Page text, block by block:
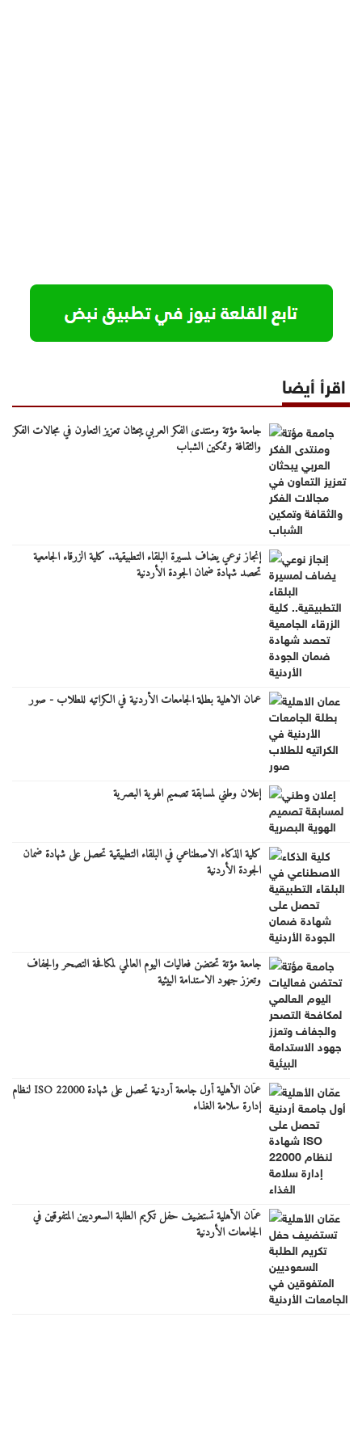
اقرأ أيضا
جامعة مؤتة ومنتدى الفكر العربي يبحثان تعزيز التعاون في مجالات الفكر
والثقافة وتمكين الشباب
إنجاز نوعي يضاف لمسيرة البلقاء التطبيقية.. كلية الزرقاء الجامعية
تحصد شهادة ضمان الجودة الأردنية
عمان الاهلية بطلة الجامعات الأردنية في الكراتيه للطلاب - صور
إعلان وطني لمسابقة تصميم الهوية البصرية
كلية الذكاء الاصطناعي في البلقاء التطبيقية تحصل على شهادة ضمان
الجودة الأردنية
جامعة مؤتة تحتضن فعاليات اليوم العالمي لمكافحة التصحر والجفاف
وتعزز جهود الاستدامة البيئية
عمّان الأهلية أول جامعة أردنية تحصل على شهادة ISO 22000 لنظام
إدارة سلامة الغذاء
عمّان الأهلية تستضيف حفل تكريم الطلبة السعوديين المتفوقين في
الجامعات الأردنية